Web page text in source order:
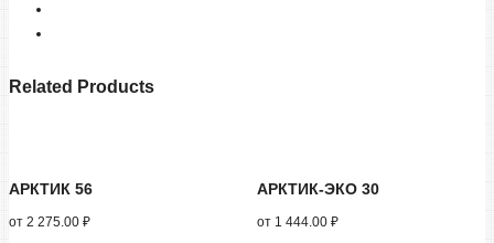
Related Products
АРКТИК 56
от 2 275.00 ₽
АРКТИК-ЭКО 30
от 1 444.00 ₽